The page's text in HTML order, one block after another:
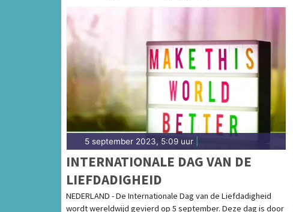
5 september 2023, 5:09 uur
INTERNATIONALE DAG VAN DE
LIEFDADIGHEID
NEDERLAND - De Internationale Dag van de Liefdadigheid
wordt wereldwijd gevierd op 5 september. Deze dag is door